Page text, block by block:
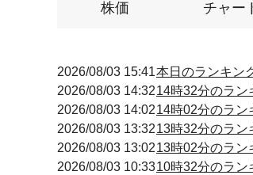
株価 チャー
2026/08/03 15:41本日のランキン
2026/08/03 14:3214時32分のラン
2026/08/03 14:0214時02分のラン
2026/08/03 13:3213時32分のラン
2026/08/03 13:0213時02分のラン
2026/08/03 10:3310時32分のラン